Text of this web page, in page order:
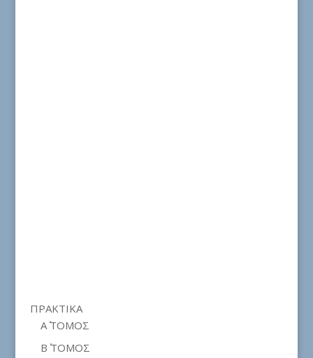
ΠΡΑΚΤΙΚΑ
Α΄ ΤΟΜΟΣ
Β΄ ΤΟΜΟΣ